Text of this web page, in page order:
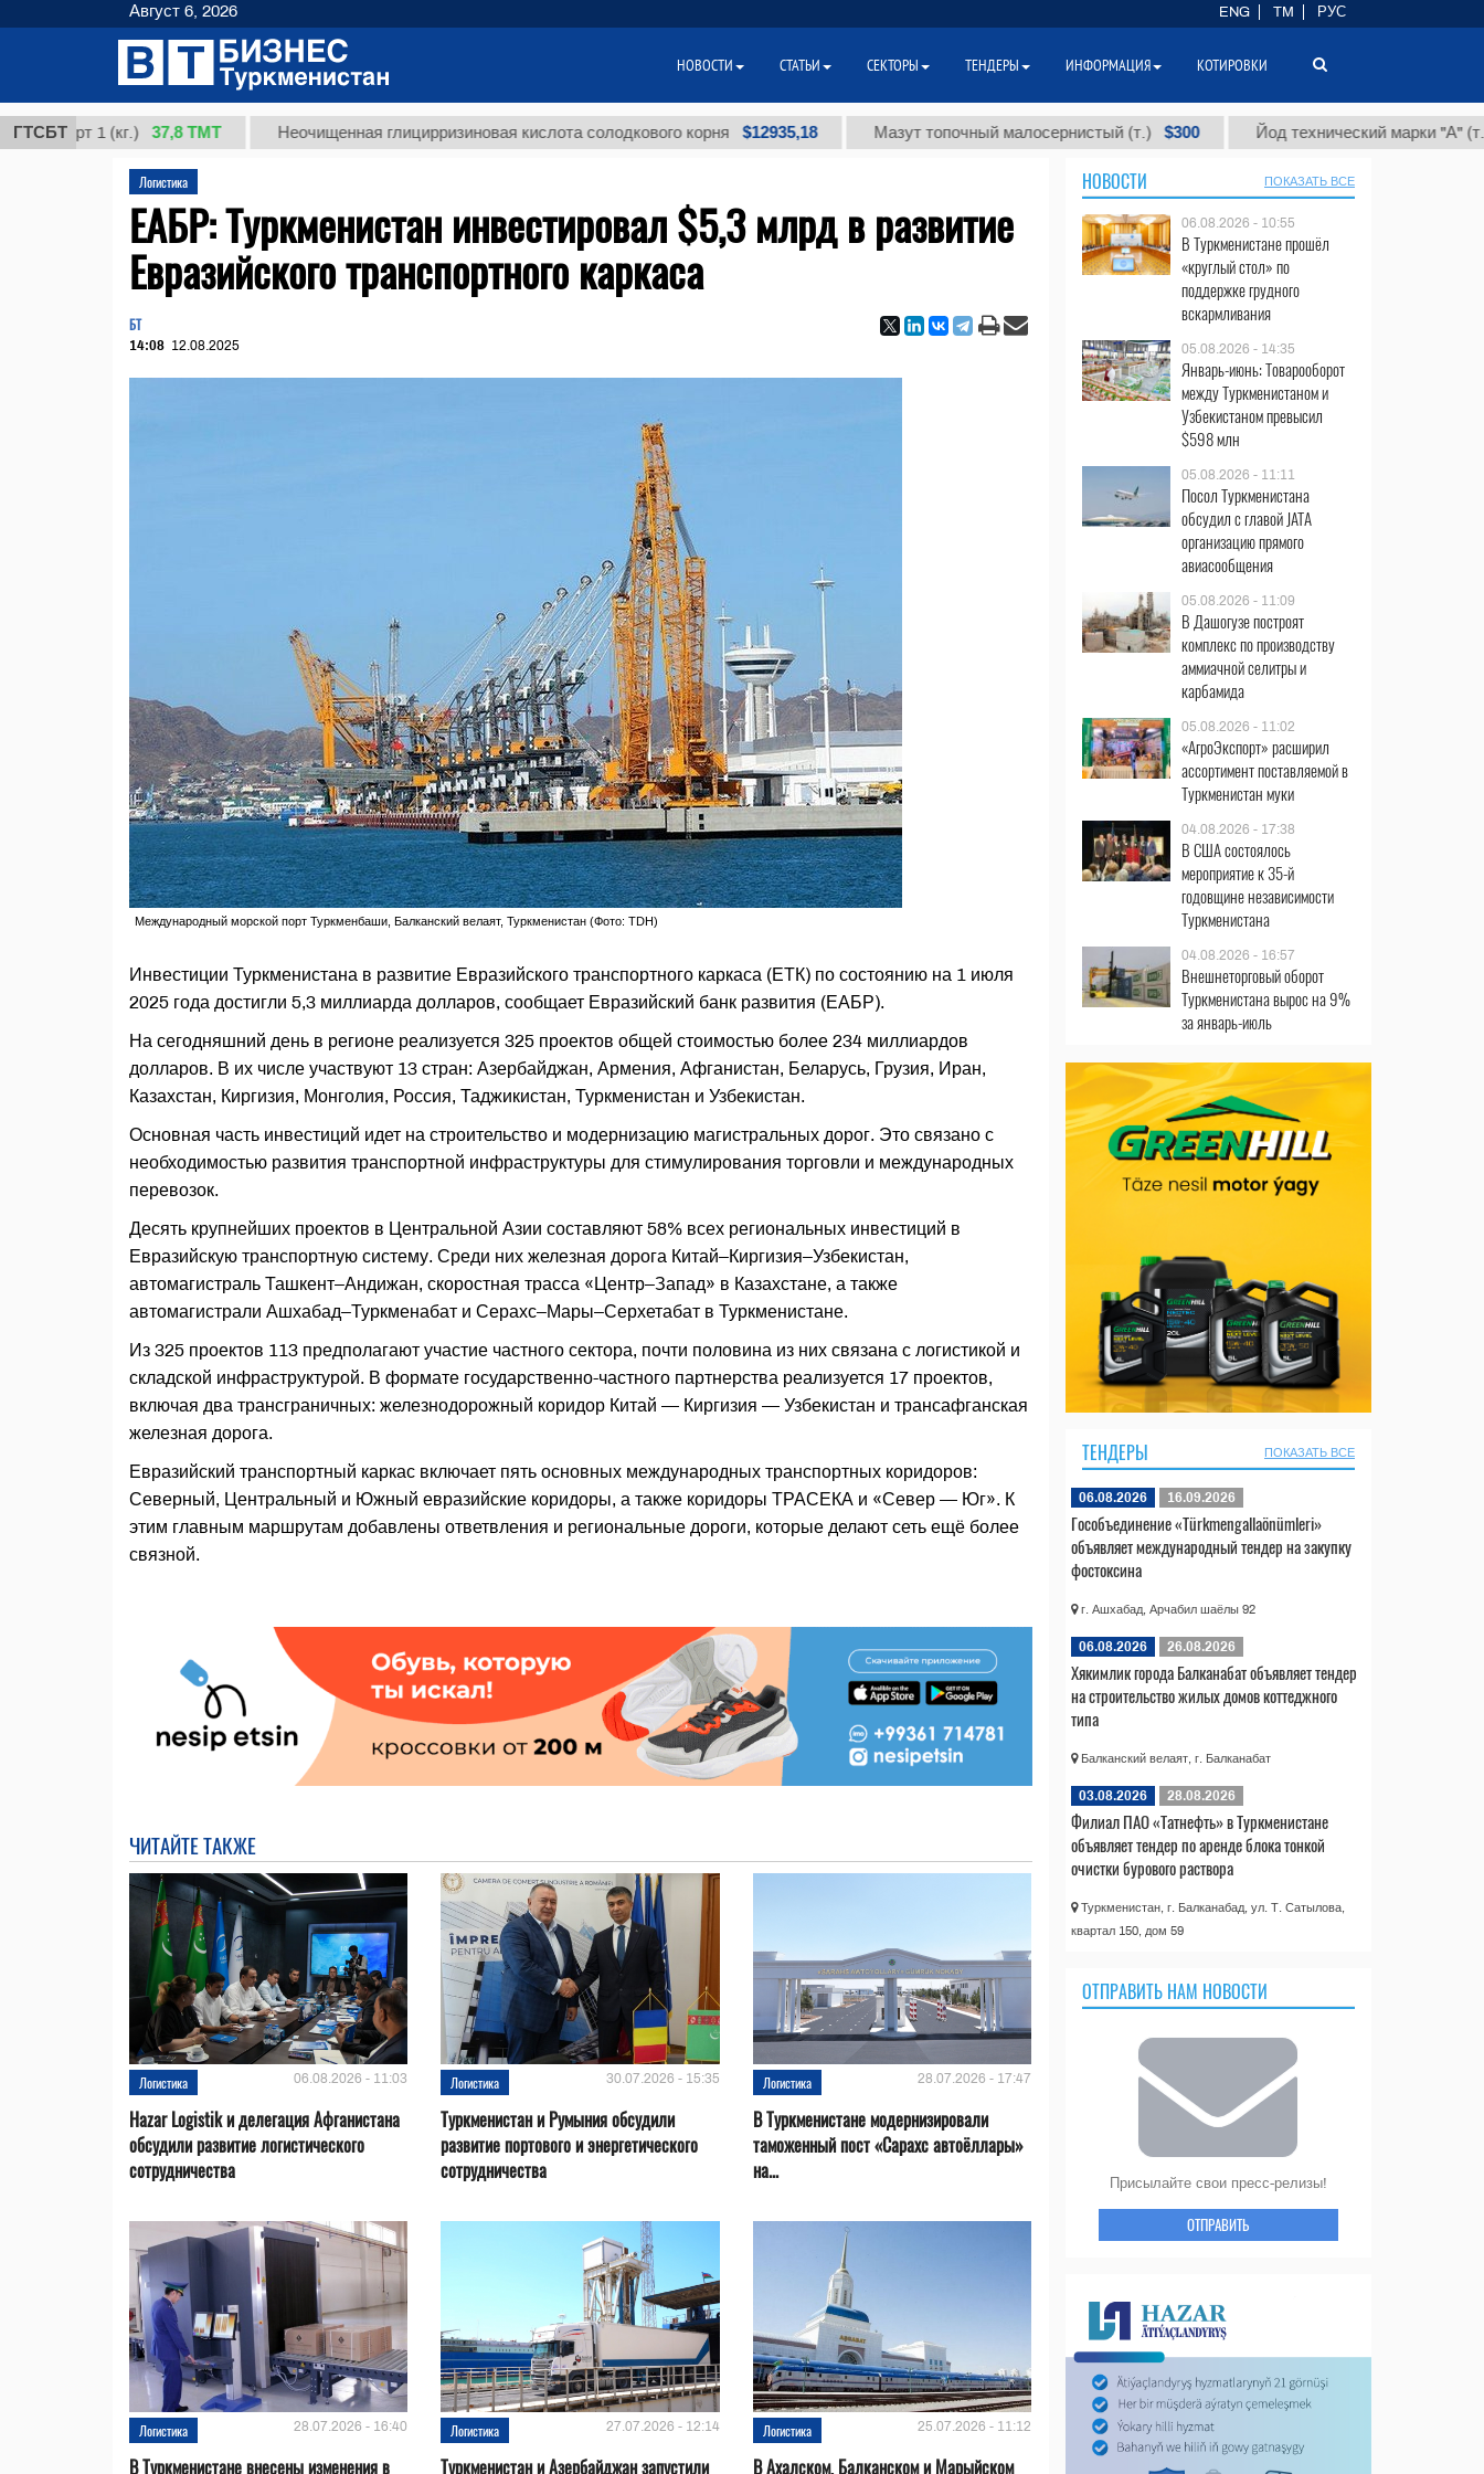
ГТСБТ
1 (кг.) 37,8 ТМТ Неочищенная глицирризиновая кислота солодкового корня $12935,18 Мазут топочный малосернистый (т.) $300 Йод технический марки "А" (т.) $86
Логистика
ЕАБР: Туркменистан инвестировал $5,3 млрд в развитие
Евразийского транспортного каркаса
БТ
14:08 12.08.2025
Международный морской порт Туркменбаши, Балканский велаят, Туркменистан (Фото: TDH)
Инвестиции Туркменистана в развитие Евразийского транспортного каркаса (ЕТК) по состоянию на 1 июля
2025 года достигли 5,3 миллиарда долларов, сообщает Евразийский банк развития (ЕАБР).
На сегодняшний день в регионе реализуется 325 проектов общей стоимостью более 234 миллиардов
долларов. В их числе участвуют 13 стран: Азербайджан, Армения, Афганистан, Беларусь, Грузия, Иран,
Казахстан, Киргизия, Монголия, Россия, Таджикистан, Туркменистан и Узбекистан.
Основная часть инвестиций идет на строительство и модернизацию магистральных дорог. Это связано с
необходимостью развития транспортной инфраструктуры для стимулирования торговли и международных
перевозок.
Десять крупнейших проектов в Центральной Азии составляют 58% всех региональных инвестиций в
Евразийскую транспортную систему. Среди них железная дорога Китай–Киргизия–Узбекистан,
автомагистраль Ташкент–Андижан, скоростная трасса «Центр–Запад» в Казахстане, а также
автомагистрали Ашхабад–Туркменабат и Серахс–Мары–Серхетабат в Туркменистане.
Из 325 проектов 113 предполагают участие частного сектора, почти половина из них связана с логистикой и
складской инфраструктурой. В формате государственно-частного партнерства реализуется 17 проектов,
включая два трансграничных: железнодорожный коридор Китай — Киргизия — Узбекистан и трансафганская
железная дорога.
Евразийский транспортный каркас включает пять основных международных транспортных коридоров:
Северный, Центральный и Южный евразийские коридоры, а также коридоры ТРАСЕКА и «Север — Юг». К
этим главным маршрутам добавлены ответвления и региональные дороги, которые делают сеть ещё более
связной.
ЧИТАЙТЕ ТАКЖЕ
Логистика 06.08.2026 - 11:03
Hazar Logistik и делегация Афганистана
обсудили развитие логистического
сотрудничества
Логистика 30.07.2026 - 15:35
Туркменистан и Румыния обсудили
развитие портового и энергетического
сотрудничества
Логистика 28.07.2026 - 17:47
В Туркменистане модернизировали
таможенный пост «Сарахс автоёллары»
на...
Логистика 28.07.2026 - 16:40
В Туркменистане внесены изменения в
Логистика 27.07.2026 - 12:14
Туркменистан и Азербайджан запустили
Логистика 25.07.2026 - 11:12
В Ахалском, Балканском и Марыйском
НОВОСТИ ПОКАЗАТЬ ВСЕ
06.08.2026 - 10:55
В Туркменистане прошёл
«круглый стол» по
поддержке грудного
вскармливания
05.08.2026 - 14:35
Январь-июнь: Товарооборот
между Туркменистаном и
Узбекистаном превысил
$598 млн
05.08.2026 - 11:11
Посол Туркменистана
обсудил с главой JATA
организацию прямого
авиасообщения
05.08.2026 - 11:09
В Дашогузе построят
комплекс по производству
аммиачной селитры и
карбамида
05.08.2026 - 11:02
«АгроЭкспорт» расширил
ассортимент поставляемой в
Туркменистан муки
04.08.2026 - 17:38
В США состоялось
мероприятие к 35-й
годовщине независимости
Туркменистана
04.08.2026 - 16:57
Внешнеторговый оборот
Туркменистана вырос на 9%
за январь-июль
ТЕНДЕРЫ ПОКАЗАТЬ ВСЕ
06.08.2026 16.09.2026
Гособъединение «Türkmengallaönümleri»
объявляет международный тендер на закупку
фостоксина
г. Ашхабад, Арчабил шаёлы 92
06.08.2026 26.08.2026
Хякимлик города Балканабат объявляет тендер
на строительство жилых домов коттеджного
типа
Балканский велаят, г. Балканабат
03.08.2026 28.08.2026
Филиал ПАО «Татнефть» в Туркменистане
объявляет тендер по аренде блока тонкой
очистки бурового раствора
Туркменистан, г. Балканабад, ул. Т. Сатылова,
квартал 150, дом 59
ОТПРАВИТЬ НАМ НОВОСТИ
Присылайте свои пресс-релизы!
ОТПРАВИТЬ
Август 6, 2026 ENG TM РУС
НОВОСТИ СТАТЬИ СЕКТОРЫ ТЕНДЕРЫ ИНФОРМАЦИЯ КОТИРОВКИ